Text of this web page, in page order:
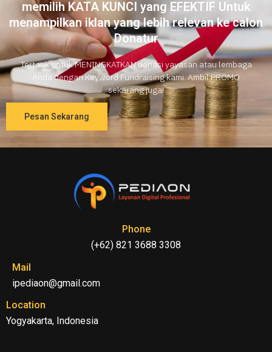
memilih KATA KUNCI yang EFEKTIF Untuk
menampilkan iklan yang lebih relevan ke calon
Donatur
Tertarik untuk MENINGKATKAN donasi yayasan atau lembaga
Anda dengan Keyword Fundraising kami. Ambil PROMO
sekarang juga!
Pesan Sekarang
Phone
(+62) 821 3688 3308
Mail
ipediaon@gmail.com
Location
Yogyakarta, Indonesia